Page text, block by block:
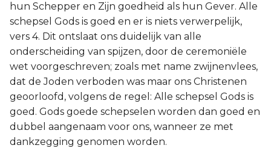
hun Schepper en Zijn goedheid als hun Gever. Alle
schepsel Gods is goed en er is niets verwerpelijk,
vers 4. Dit ontslaat ons duidelijk van alle
onderscheiding van spijzen, door de ceremoniële
wet voorgeschreven; zoals met name zwijnenvlees,
dat de Joden verboden was maar ons Christenen
geoorloofd, volgens de regel: Alle schepsel Gods is
goed. Gods goede schepselen worden dan goed en
dubbel aangenaam voor ons, wanneer ze met
dankzegging genomen worden.